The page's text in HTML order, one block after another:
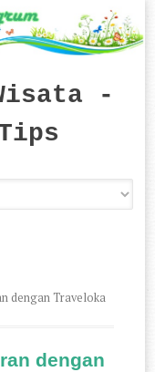
-
dengan Traveloka
dengan